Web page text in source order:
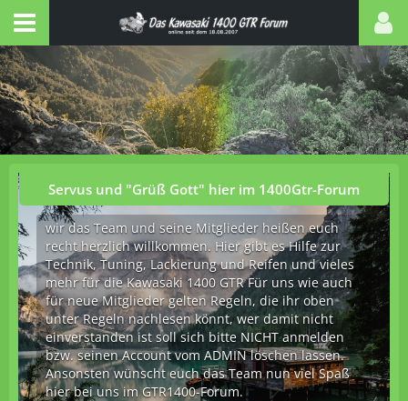
Servus und "Grüß Gott" hier im 1400Gtr-Forum
wir das Team und seine Mitglieder heißen euch
recht herzlich willkommen. Hier gibt es Hilfe zur
Technik, Tuning, Lackierung und Reifen und vieles
mehr für die Kawasaki 1400 GTR Für uns wie auch
für neue Mitglieder gelten Regeln, die ihr oben
unter Regeln nachlesen könnt, wer damit nicht
einverstanden ist soll sich bitte NICHT anmelden
bzw. seinen Account vom ADMIN löschen lassen.
Ansonsten wünscht euch das Team nun viel Spaß
hier bei uns im GTR1400-Forum.